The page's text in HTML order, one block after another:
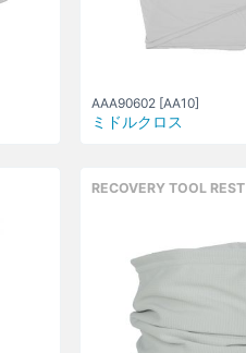
AAA90602 [AA10]
ミドルクロス
RECOVERY TOOL REST